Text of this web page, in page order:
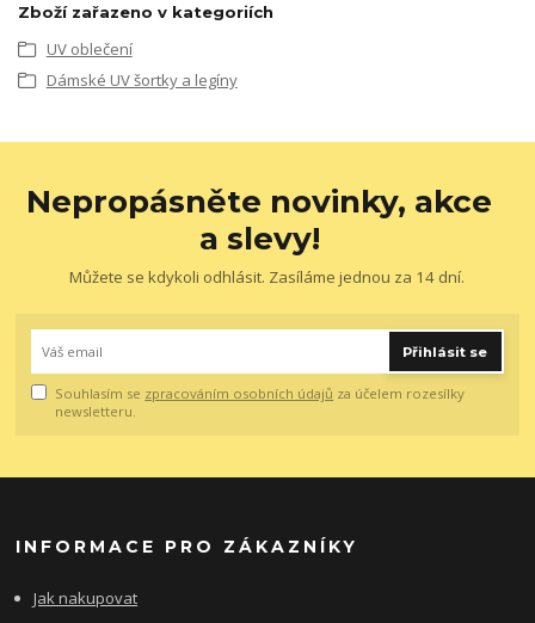
Zboží zařazeno v kategoriích
UV oblečení
Dámské UV šortky a legíny
Nepropásněte novinky, akce
a slevy!
Můžete se kdykoli odhlásit. Zasíláme jednou za 14 dní.
Přihlásit se
Souhlasím se zpracováním osobních údajů za účelem rozesílky
newsletteru.
INFORMACE PRO ZÁKAZNÍKY
Jak nakupovat